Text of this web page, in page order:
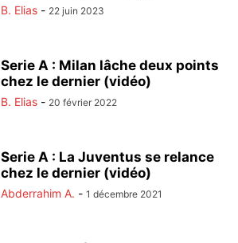
B. Elias - 22 juin 2023
Serie A : Milan lâche deux points
chez le dernier (vidéo)
B. Elias - 20 février 2022
Serie A : La Juventus se relance
chez le dernier (vidéo)
Abderrahim A. - 1 décembre 2021